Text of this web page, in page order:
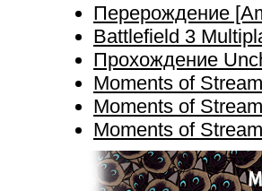
Перерождение
Battlefield 3
Прохождение
Moments of
Moments of
Moments of